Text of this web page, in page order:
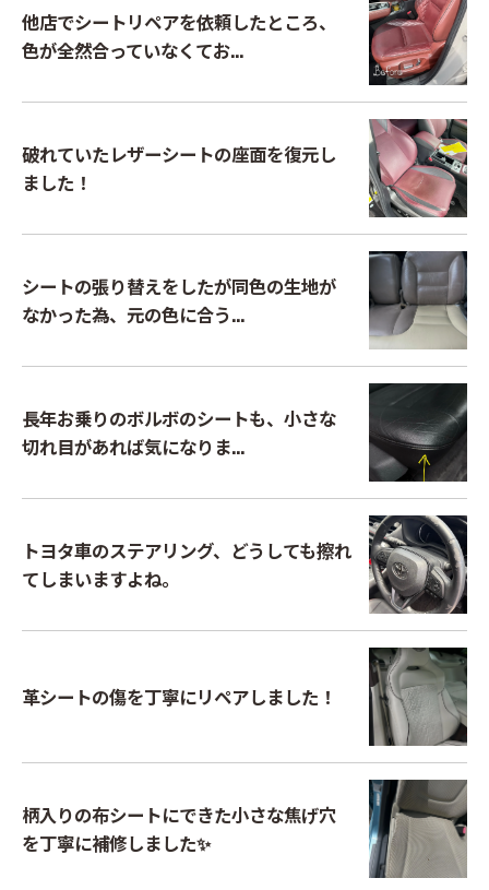
他店でシートリペアを依頼したところ、
色が全然合っていなくてお...
破れていたレザーシートの座面を復元し
ました！
シートの張り替えをしたが同色の生地が
なかった為、元の色に合う...
長年お乗りのボルボのシートも、小さな
切れ目があれば気になりま...
トヨタ車のステアリング、どうしても擦れ
てしまいますよね。
革シートの傷を丁寧にリペアしました！
柄入りの布シートにできた小さな焦げ穴
を丁寧に補修しました✨お問い合わせはこちら